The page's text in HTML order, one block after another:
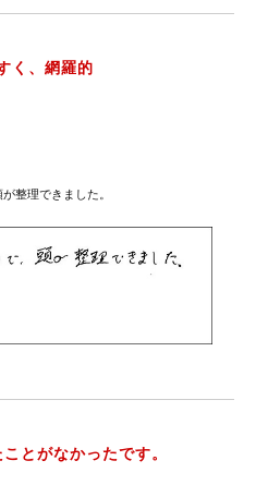
く、網羅的
整理できました。
とがなかったです。